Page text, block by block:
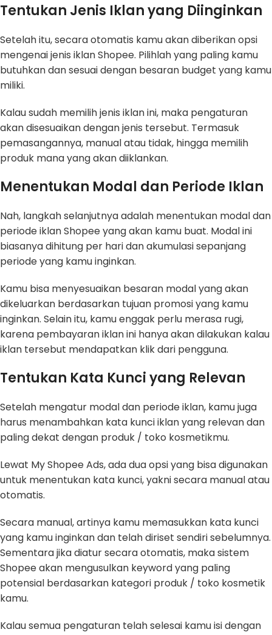
Tentukan Jenis Iklan yang Diinginkan
Setelah itu, secara otomatis kamu akan diberikan opsi
mengenai jenis iklan Shopee. Pilihlah yang paling kamu
butuhkan dan sesuai dengan besaran budget yang kamu
miliki.
Kalau sudah memilih jenis iklan ini, maka pengaturan
akan disesuaikan dengan jenis tersebut. Termasuk
pemasangannya, manual atau tidak, hingga memilih
produk mana yang akan diiklankan.
Menentukan Modal dan Periode Iklan
Nah, langkah selanjutnya adalah menentukan modal dan
periode iklan Shopee yang akan kamu buat. Modal ini
biasanya dihitung per hari dan akumulasi sepanjang
periode yang kamu inginkan.
Kamu bisa menyesuaikan besaran modal yang akan
dikeluarkan berdasarkan tujuan promosi yang kamu
inginkan. Selain itu, kamu enggak perlu merasa rugi,
karena pembayaran iklan ini hanya akan dilakukan kalau
iklan tersebut mendapatkan klik dari pengguna.
Tentukan Kata Kunci yang Relevan
Setelah mengatur modal dan periode iklan, kamu juga
harus menambahkan kata kunci iklan yang relevan dan
paling dekat dengan produk / toko kosmetikmu.
Lewat My Shopee Ads, ada dua opsi yang bisa digunakan
untuk menentukan kata kunci, yakni secara manual atau
otomatis.
Secara manual, artinya kamu memasukkan kata kunci
yang kamu inginkan dan telah diriset sendiri sebelumnya.
Sementara jika diatur secara otomatis, maka sistem
Shopee akan mengusulkan keyword yang paling
potensial berdasarkan kategori produk / toko kosmetik
kamu.
Kalau semua pengaturan telah selesai kamu isi dengan